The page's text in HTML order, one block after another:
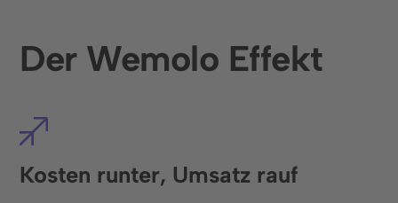
Der Wemolo Effekt
Kosten runter, Umsatz rauf